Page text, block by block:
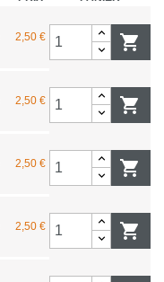
2,50 € 
2,50 € 
2,50 € 
2,50 € 